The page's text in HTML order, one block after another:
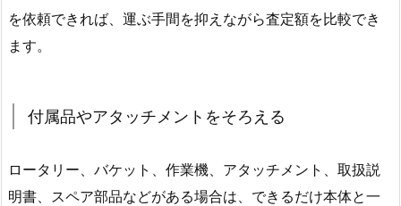
を依頼できれば、運ぶ手間を抑えながら査定額を比較でき
ます。
付属品やアタッチメントをそろえる
ロータリー、バケット、作業機、アタッチメント、取扱説
明書、スペア部品などがある場合は、できるだけ本体と一